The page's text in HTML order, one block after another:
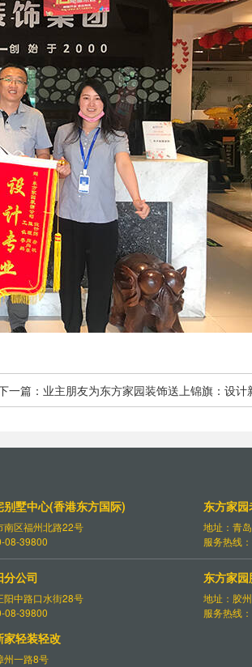
一篇：业主朋友为东方家园装饰送上锦旗：设计
墅中心(香港东方国际)
南区福州北路22号
08-39800
东方家
地址：青
服务热线
分公司
阳中路口水街28号
08-39800
东方家园
地址：胶
服务热线
家轻装轻改
州一路8号